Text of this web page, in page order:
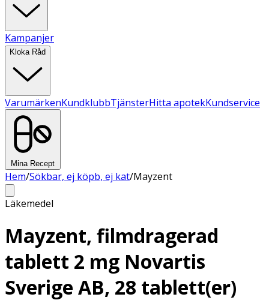
Kampanjer
Kloka Råd
VarumärkenKundklubbTjänsterHitta apotekKundservice
Mina Recept
Hem/Sökbar, ej köpb, ej kat/Mayzent
Läkemedel
Mayzent, filmdragerad
tablett 2 mg Novartis
Sverige AB, 28 tablett(er)